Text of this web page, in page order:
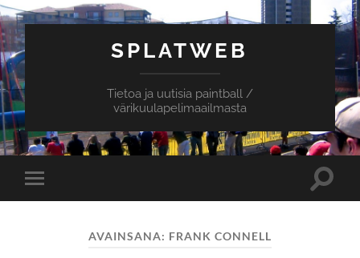
SPLATWEB
Tietoa ja uutisia paintball /
värikuulapelimaailmasta
Toggle
mobile
Toggle
AVAINSANA: FRANK CONNELL